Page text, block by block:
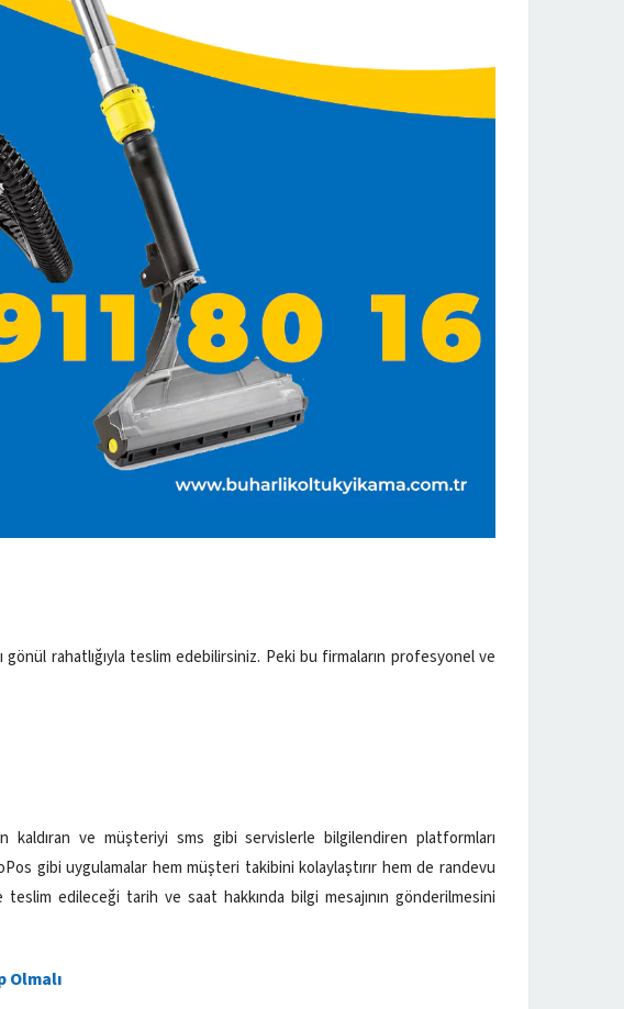
gönül rahatlığıyla teslim edebilirsiniz. Peki bu firmaların profesyonel ve
kaldıran ve müşteriyi sms gibi servislerle bilgilendiren platformları
gibi uygulamalar hem müşteri takibini kolaylaştırır hem de randevu
teslim edileceği tarih ve saat hakkında bilgi mesajının gönderilmesini
Olmalı